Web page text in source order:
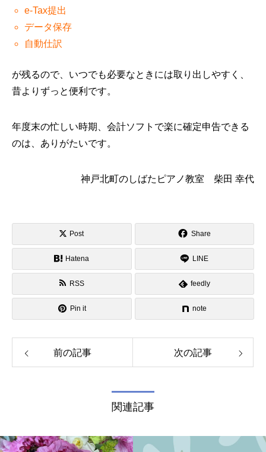
e-Tax提出
データ保存
自動仕訳
が残るので、いつでも必要なときには取り出しやすく、
昔よりずっと便利です。
年度末の忙しい時期、会計ソフトで楽に確定申告できる
のは、ありがたいです。
神戸北町のしばたピアノ教室 柴田 幸代
Post Share
Hatena LINE
RSS feedly
Pin it note
前の記事 次の記事
関連記事